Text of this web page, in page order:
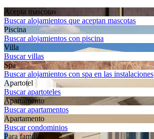
Acepta mascotas
Buscar alojamientos que aceptan mascotas
Piscina
Buscar alojamientos con piscina
Villa
Buscar villas
Spa
Buscar alojamientos con spa en las instalaciones
Apartotel
Buscar apartoteles
Apartamento
Buscar apartamentos
Apartamento
Buscar condominios
Para familias